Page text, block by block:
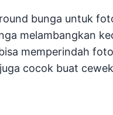
bunga untuk
melambangkan
memperindah
cocok buat